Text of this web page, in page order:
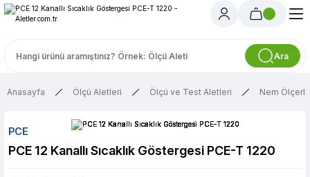
Ara
Anasayfa Ölçü Aletleri Ölçü ve Test Aletleri Nem
PCE
PCE 12 Kanallı Sıcaklık Göstergesi PCE-T 1220